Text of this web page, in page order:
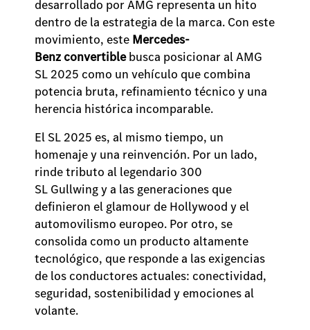
desarrollado por AMG representa un hito
dentro de la estrategia de la marca. Con este
movimiento, este Mercedes-
Benz convertiblebusca posicionar al AMG
SL 2025 como un vehículo que combina
potencia bruta, refinamiento técnico y una
herencia histórica incomparable.
El SL 2025 es, al mismo tiempo, un
homenaje y una reinvención. Por un lado,
rinde tributo al legendario 300
SL Gullwing y a las generaciones que
definieron el glamour de Hollywood y el
automovilismo europeo. Por otro, se
consolida como un producto altamente
tecnológico, que responde a las exigencias
de los conductores actuales: conectividad,
seguridad, sostenibilidad y emociones al
volante.